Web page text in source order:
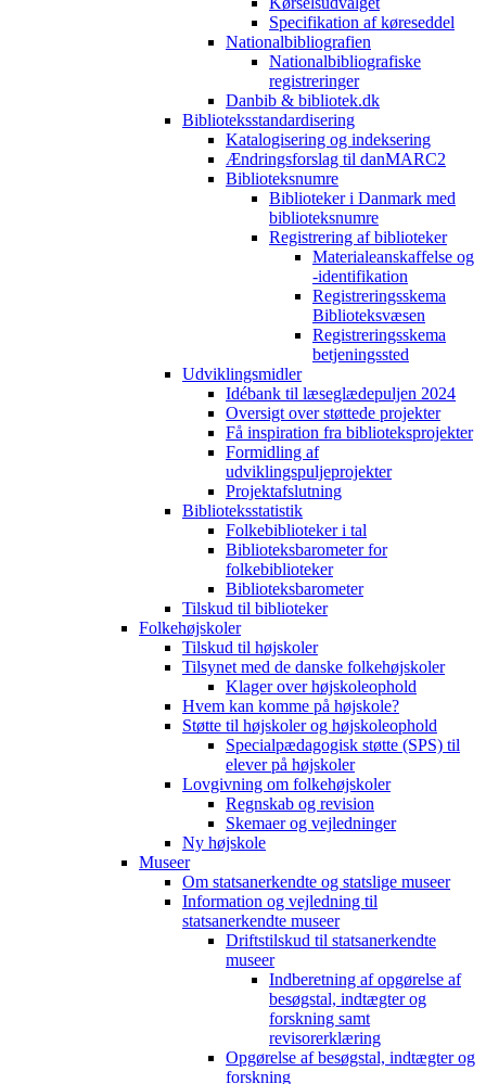
Specifikation af køreseddel
Nationalbibliografien
Nationalbibliografiske
registreringer
Danbib & bibliotek.dk
Biblioteksstandardisering
Katalogisering og indeksering
Ændringsforslag til danMARC2
Biblioteksnumre
Biblioteker i Danmark med
biblioteksnumre
Registrering af biblioteker
Materialeanskaffelse og
-identifikation
Registreringsskema
Biblioteksvæsen
Registreringsskema
betjeningssted
Udviklingsmidler
Idébank til læseglædepuljen 2024
Oversigt over støttede projekter
Få inspiration fra biblioteksprojekter
Formidling af
udviklingspuljeprojekter
Projektafslutning
Biblioteksstatistik
Folkebiblioteker i tal
Biblioteksbarometer for
folkebiblioteker
Biblioteksbarometer
Tilskud til biblioteker
Folkehøjskoler
Tilskud til højskoler
Tilsynet med de danske folkehøjskoler
Klager over højskoleophold
Hvem kan komme på højskole?
Støtte til højskoler og højskoleophold
Specialpædagogisk støtte (SPS) til
elever på højskoler
Lovgivning om folkehøjskoler
Regnskab og revision
Skemaer og vejledninger
Ny højskole
Museer
Om statsanerkendte og statslige museer
Information og vejledning til
statsanerkendte museer
Driftstilskud til statsanerkendte
museer
Indberetning af opgørelse af
besøgstal, indtægter og
forskning samt
revisorerklæring
Opgørelse af besøgstal, indtægter og
forskning